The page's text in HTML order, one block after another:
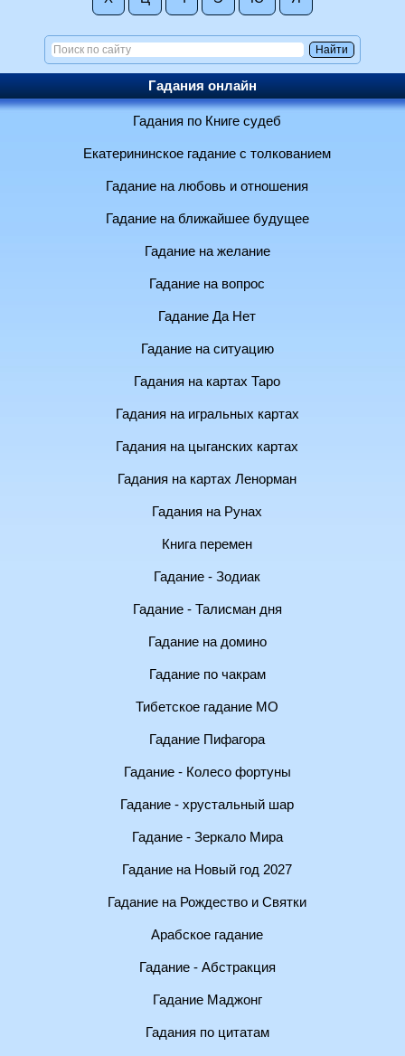
Гадания онлайн
Гадания по Книге судеб
Екатерининское гадание с толкованием
Гадание на любовь и отношения
Гадание на ближайшее будущее
Гадание на желание
Гадание на вопрос
Гадание Да Нет
Гадание на ситуацию
Гадания на картах Таро
Гадания на игральных картах
Гадания на цыганских картах
Гадания на картах Ленорман
Гадания на Рунах
Книга перемен
Гадание - Зодиак
Гадание - Талисман дня
Гадание на домино
Гадание по чакрам
Тибетское гадание МО
Гадание Пифагора
Гадание - Колесо фортуны
Гадание - хрустальный шар
Гадание - Зеркало Мира
Гадание на Новый год 2027
Гадание на Рождество и Святки
Арабское гадание
Гадание - Абстракция
Гадание Маджонг
Гадания по цитатам